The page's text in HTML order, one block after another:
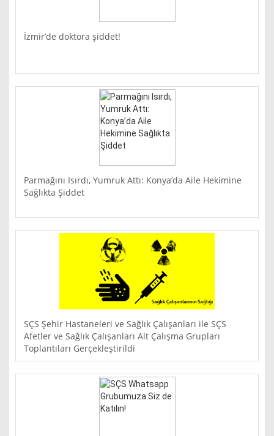
İzmir’de doktora şiddet!
Parmağını Isırdı, Yumruk Attı: Konya’da Aile Hekimine
Sağlıkta Şiddet
SÇS Şehir Hastaneleri ve Sağlık Çalışanları ile SÇS
Afetler ve Sağlık Çalışanları Alt Çalışma Grupları
Toplantıları Gerçekleştirildi